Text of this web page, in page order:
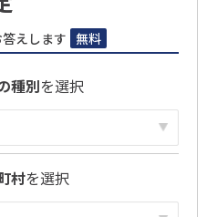
えします 無料
種別を選択
村を選択